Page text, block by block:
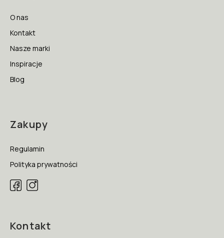
O nas
Kontakt
Nasze marki
Inspiracje
Blog
Zakupy
Regulamin
Polityka prywatności
Kontakt